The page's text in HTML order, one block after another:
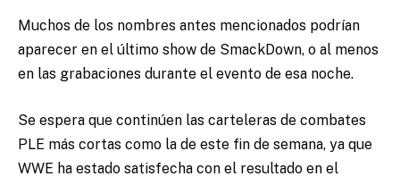
Muchos de los nombres antes mencionados podrían
aparecer en el último show de SmackDown, o al menos
en las grabaciones durante el evento de esa noche.
Se espera que continúen las carteleras de combates
PLE más cortas como la de este fin de semana, ya que
WWE ha estado satisfecha con el resultado en el